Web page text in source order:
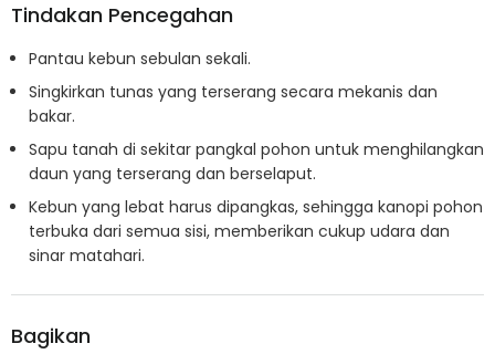
Tindakan Pencegahan
Pantau kebun sebulan sekali.
Singkirkan tunas yang terserang secara mekanis dan
bakar.
Sapu tanah di sekitar pangkal pohon untuk menghilangkan
daun yang terserang dan berselaput.
Kebun yang lebat harus dipangkas, sehingga kanopi pohon
terbuka dari semua sisi, memberikan cukup udara dan
sinar matahari.
Bagikan